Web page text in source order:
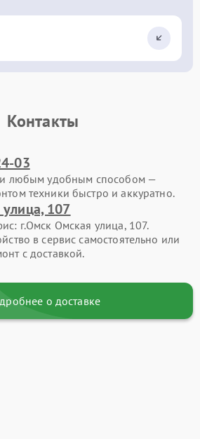
Контакты
03
любым удобным способом —
техники быстро и аккуратно.
107
г.Омск Омская улица, 107.
в сервис самостоятельно или
с доставкой.
о доставке